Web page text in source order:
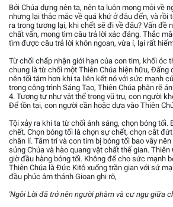
Bởi Chúa dựng nên ta, nên ta luôn mong mỏi về
nhưng lại thắc mắc về quá khứ ở đâu đến, và rồi
ra trong tương lại, khi chết sẽ đi về đâu? Vấn đề
chất vấn, mong tìm câu trả lời xác đáng. Thắc
tìm được câu trả lời khôn ngoan, vừa í, lại rất
Từ chối chấp nhận giới hạn của con tim, khối óc
chung là từ chối một Thiên Chúa hiện hữu, Đấng
nên tối tăm hơn khi ta liên kết nó với sức mạnh
trong công trình Sáng Tạo, Thiên Chúa phân rẽ
4. Tương tự như vật thể trong vũ trụ, con người
Để tồn tại, con người cần hoặc dựa vào Thiên
Tội xảy ra khi ta từ chối ánh sáng, chọn bóng tối.
chết. Chọn bóng tối là chọn sự chết, chọn cắt
chân lí. Tâm trí và con tim bị bóng tối bao vây
sủng Chúa và hào quang vật chất thế gian. Thiên
giờ đầu hàng bóng tối. Không để cho sức mạnh
Thiên Chúa là Đức Kitô xuống trần gian với sứ
đầu phúc âm thánh Gioan ghi rõ,
'Ngôi Lời đã trở nên người phàm và cư ngụ giữa